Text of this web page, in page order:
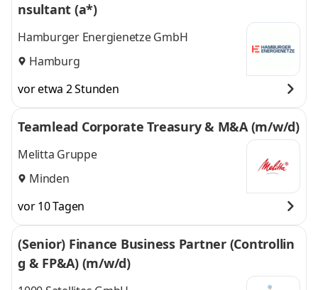
nsultant (a*)
Hamburger Energienetze GmbH
Hamburg
vor etwa 2 Stunden
Teamlead Corporate Treasury & M&A (m/w/d)
Melitta Gruppe
Minden
vor 10 Tagen
(Senior) Finance Business Partner (Controllin
g & FP&A) (m/w/d)